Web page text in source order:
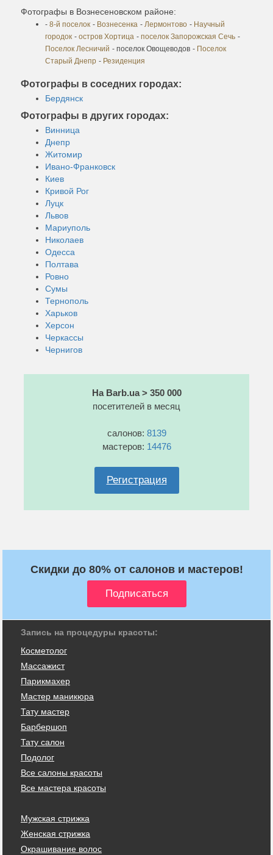
Фотографы в Вознесеновском районе:
- 8-й поселок - Вознесенка - Лермонтово - Научный
городок - остров Хортица - поселок Запорожская Сечь -
Поселок Лесничий - поселок Овощеводов - Поселок
Старый Днепр - Резиденция
Фотографы в соседних городах:
Бердянск
Фотографы в других городах:
Винница
Днепр
Житомир
Ивано-Франковск
Киев
Кривой Рог
Луцк
Львов
Мариуполь
Николаев
Одесса
Полтава
Ровно
Сумы
Тернополь
Харьков
Херсон
Черкассы
Чернигов
На Barb.ua > 350 000
посетителей в месяц
салонов: 8139
мастеров: 14476
Регистрация
Скидки до 80% от салонов и мастеров!
Запись на процедуры красоты:
Косметолог
Массажист
Парикмахер
Мастер маникюра
Тату мастер
Барбершоп
Тату салон
Подолог
Все салоны красоты
Все мастера красоты
Мужская стрижка
Женская стрижка
Окрашивание волос